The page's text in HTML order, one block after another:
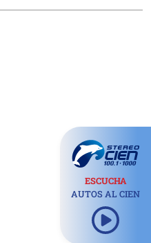
ESCUCHA
AUTOS AL CIEN